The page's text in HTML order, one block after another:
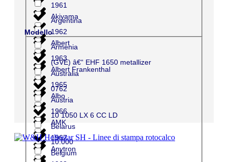
Akiyama
Albert
Albert Frankenthal
Albo
AMK
Anytron
1961
1962
1963
1965
1966
1967
Argentina
Armenia
Australia
Austria
Belarus
Belgium
Modello
(GVE) â€“ EHF 1650 metallizer
0762
10 1050 LX 6 CC LD
10.000